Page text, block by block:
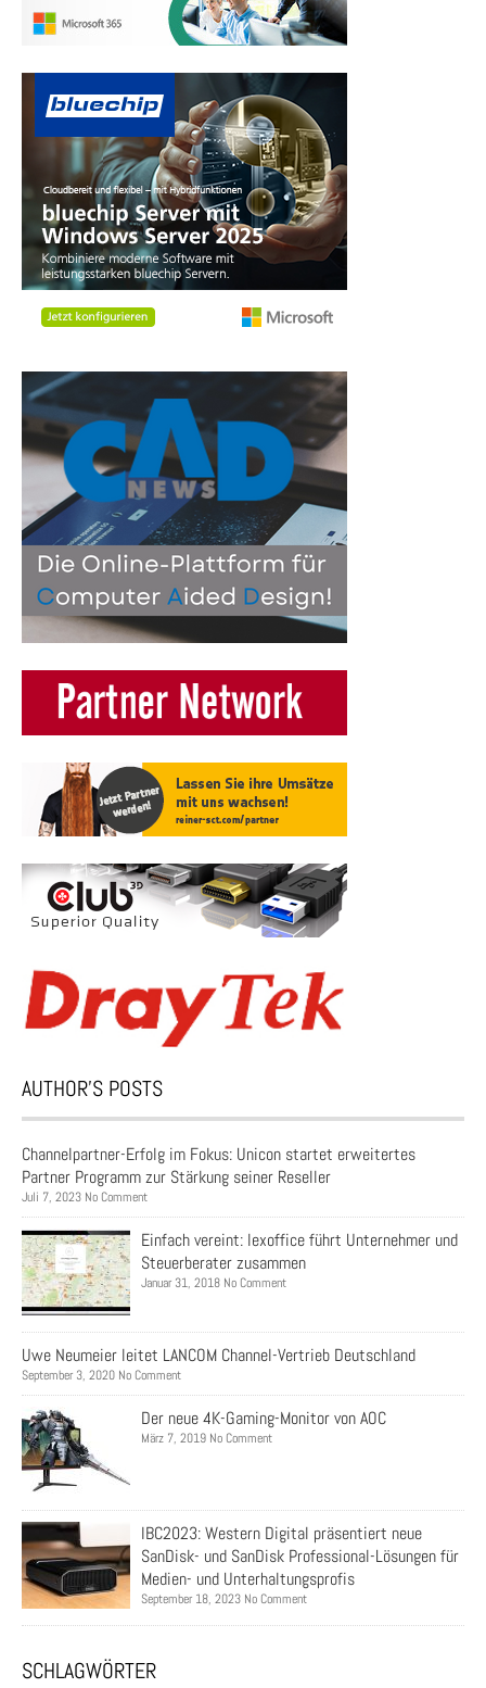
AUTHOR’S POSTS
Channelpartner-Erfolg im Fokus: Unicon startet erweitertes
Partner Programm zur Stärkung seiner Reseller
Juli 7, 2023 No Comment
Einfach vereint: lexoffice führt Unternehmer und
Steuerberater zusammen
Januar 31, 2018 No Comment
Uwe Neumeier leitet LANCOM Channel-Vertrieb Deutschland
September 3, 2020 No Comment
Der neue 4K-Gaming-Monitor von AOC
März 7, 2019 No Comment
IBC2023: Western Digital präsentiert neue
SanDisk- und SanDisk Professional-Lösungen für
Medien- und Unterhaltungsprofis
September 18, 2023 No Comment
SCHLAGWÖRTER